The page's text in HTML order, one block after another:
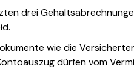
drei
wie die
dürfen vom